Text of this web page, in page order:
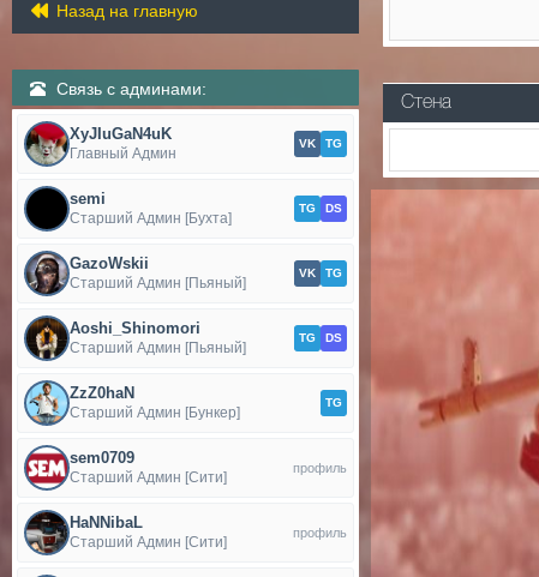
Назад на главную
Связь с админами:
XyJIuGaN4uK
Главный Админ
VK TG
semi
Старший Админ [Бухта]
TG DS
GazoWskii
Старший Админ [Пьяный]
VK TG
Aoshi_Shinomori
Старший Админ [Пьяный]
TG DS
ZzZ0haN
Старший Админ [Бункер]
TG
sem0709
Старший Админ [Сити]
профиль
HaNNibaL
Старший Админ [Сити]
профиль
Стена